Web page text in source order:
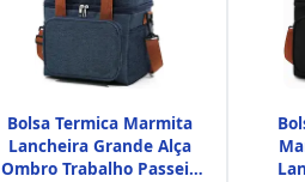
Bolsa Termica Marmita
Lancheira Grande Alça
Ombro Trabalho Passeio